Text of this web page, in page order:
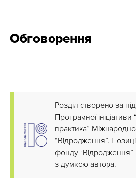
Обговорення
Розділ створено за
Програмної
практика”
“Відродження”.
фонду “Відродження”
з думкою автора.